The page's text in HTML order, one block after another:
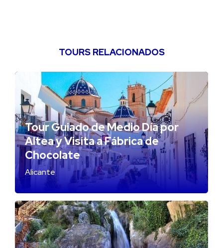
TOURS RELACIONADOS
Tour Guiado de Medio Día por
Altea y Visita a Fábrica de
Chocolate
Alicante